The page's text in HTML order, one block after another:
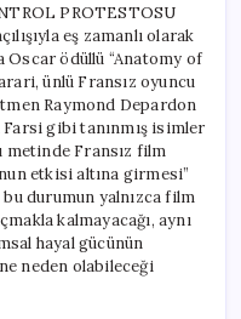
PROTESTOSU
eş zamanlı olarak
Oscar ödüllü “Anatomy of
ünlü Fransız oyuncu
Raymond Depardon
Farsi gibi tanınmış isimler
metinde Fransız film
etkisi altına girmesi”
durumun yalnızca film
kalmayacağı, aynı
hayal gücünün
neden olabileceği